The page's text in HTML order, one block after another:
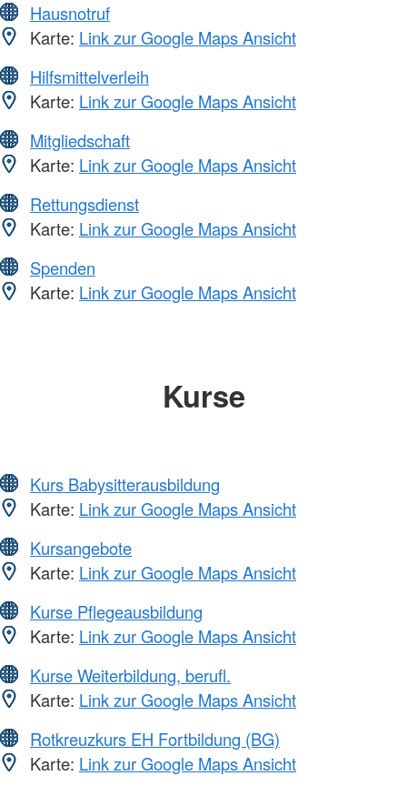
Hausnotruf
Karte: Link zur Google Maps Ansicht
Hilfsmittelverleih
Karte: Link zur Google Maps Ansicht
Mitgliedschaft
Karte: Link zur Google Maps Ansicht
Rettungsdienst
Karte: Link zur Google Maps Ansicht
Spenden
Karte: Link zur Google Maps Ansicht
Kurse
Kurs Babysitterausbildung
Karte: Link zur Google Maps Ansicht
Kursangebote
Karte: Link zur Google Maps Ansicht
Kurse Pflegeausbildung
Karte: Link zur Google Maps Ansicht
Kurse Weiterbildung, berufl.
Karte: Link zur Google Maps Ansicht
Rotkreuzkurs EH Fortbildung (BG)
Karte: Link zur Google Maps Ansicht